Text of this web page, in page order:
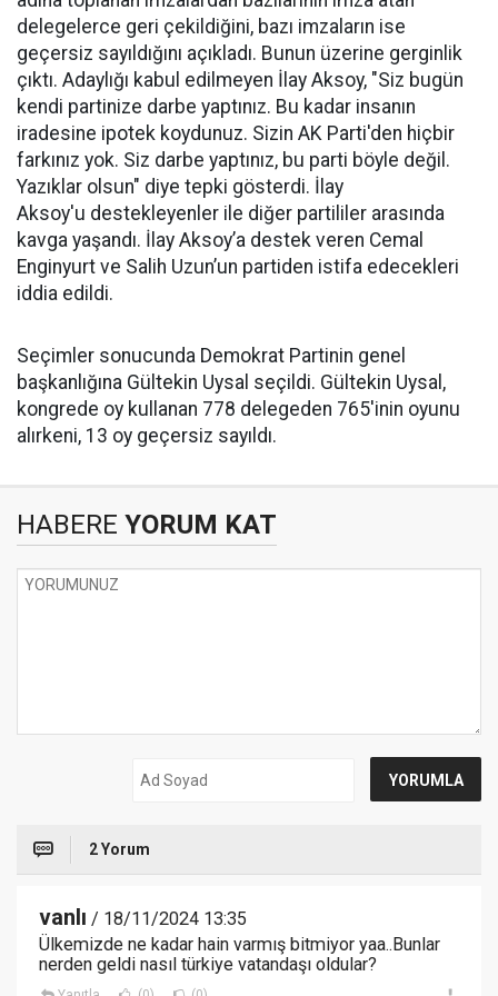
delegelerce geri çekildiğini, bazı imzaların ise
geçersiz sayıldığını açıkladı. Bunun üzerine gerginlik
çıktı. Adaylığı kabul edilmeyen İlay Aksoy, "Siz bugün
kendi partinize darbe yaptınız. Bu kadar insanın
iradesine ipotek koydunuz. Sizin AK Parti'den hiçbir
farkınız yok. Siz darbe yaptınız, bu parti böyle değil.
Yazıklar olsun" diye tepki gösterdi. İlay
Aksoy'u destekleyenler ile diğer partililer arasında
kavga yaşandı. İlay Aksoy’a destek veren Cemal
Enginyurt ve Salih Uzun’un partiden istifa edecekleri
iddia edildi.
Seçimler sonucunda Demokrat Partinin genel
başkanlığına Gültekin Uysal seçildi. Gültekin Uysal,
kongrede oy kullanan 778 delegeden 765'inin oyunu
alırkeni, 13 oy geçersiz sayıldı.
HABERE YORUM KAT
2 Yorum
vanlı / 18/11/2024 13:35
Ülkemizde ne kadar hain varmış bitmiyor yaa..Bunlar
nerden geldi nasıl türkiye vatandaşı oldular?